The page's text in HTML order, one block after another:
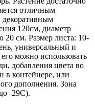
отличным
120см, диаметр
20 см. Размер листа: 10-
универсальный и
можно использовать
добавления цвета во
в контейнере, или
дополнения. Зона
-29С).